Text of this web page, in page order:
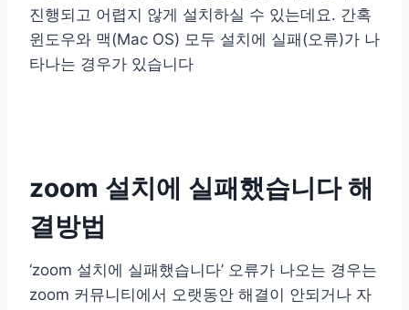
진행되고 어렵지 않게 설치하실 수 있는데요. 간혹
윈도우와 맥(Mac OS) 모두 설치에 실패(오류)가 나
타나는 경우가 있습니다
zoom 설치에 실패했습니다 해
결방법
‘zoom 설치에 실패했습니다’ 오류가 나오는 경우는
zoom 커뮤니티에서 오랫동안 해결이 안되거나 자